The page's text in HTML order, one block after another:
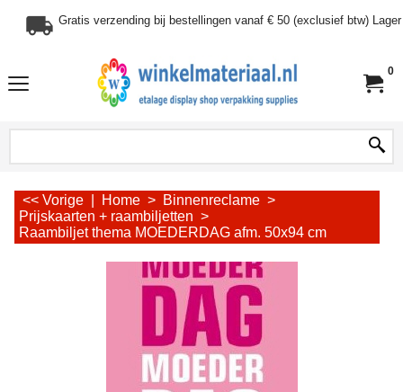
Gratis verzending bij bestellingen vanaf € 50 (exclusief btw)
0
<< Vorige Home > Binnenreclame >
Prijskaarten + raambiljetten >
Raambiljet thema MOEDERDAG afm. 50x94 cm